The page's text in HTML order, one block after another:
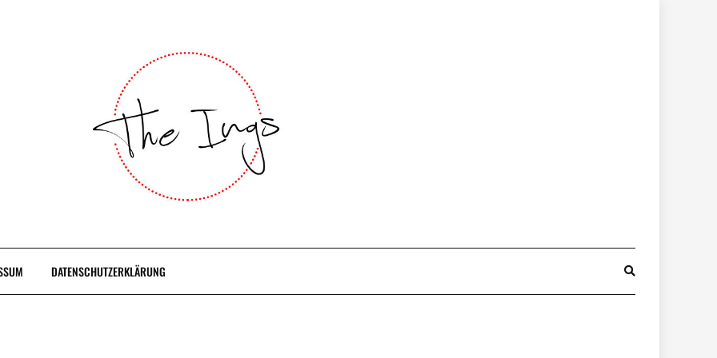
DATENSCHUTZERKLÄRUNG